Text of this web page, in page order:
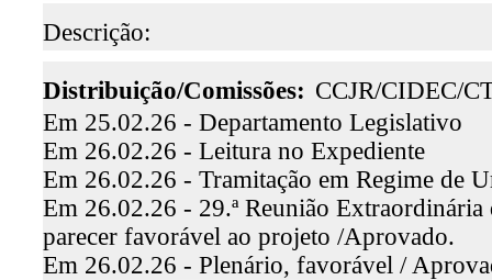
Descrição:
Distribuição/Comissões: CCJR/CIDEC/
Em 25.02.26 - Departamento Legislativo
Em 26.02.26 - Leitura no Expediente
Em 26.02.26 - Tramitação em Regime de
Em 26.02.26 - 29.ª Reunião
parecer favorável ao projeto /Aprovado.
Em 26.02.26 - Plenário, favorável /